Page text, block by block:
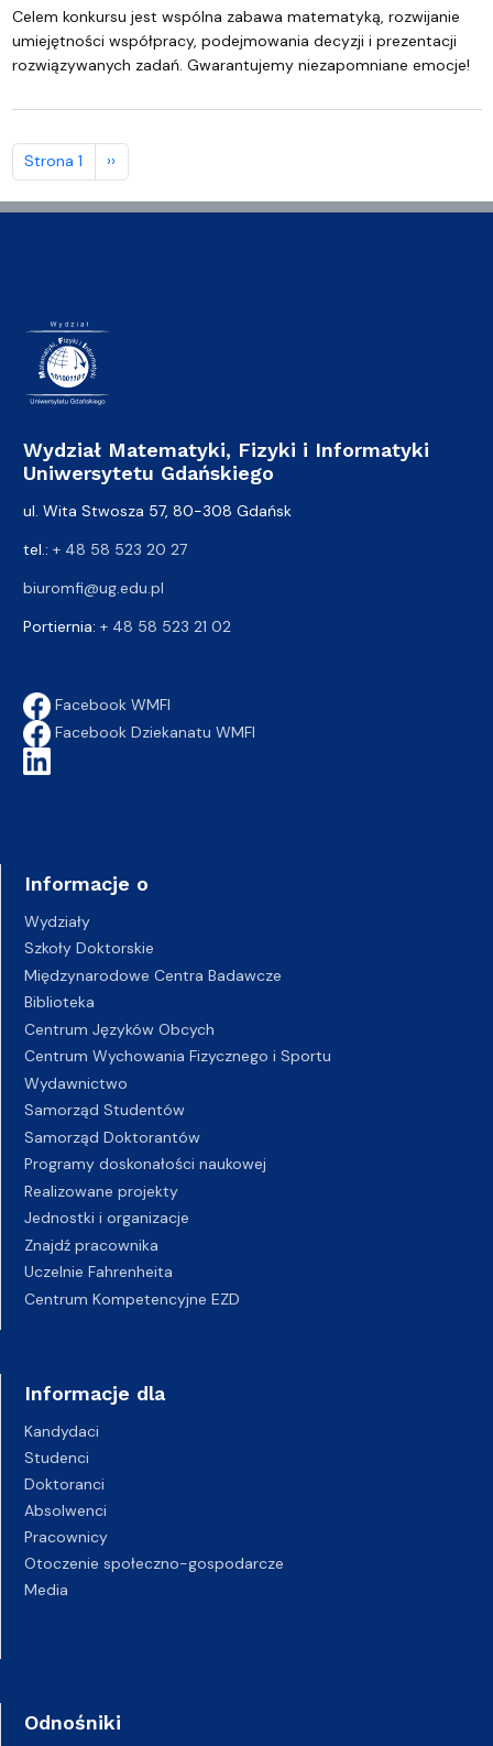
Celem konkursu jest wspólna zabawa matematyką, rozwijanie
umiejętności współpracy, podejmowania decyzji i prezentacji
rozwiązywanych zadań. Gwarantujemy niezapomniane emocje!
Stronicowanie
Strona 1 Następna strona
››
Wydział Matematyki, Fizyki i Informatyki
Uniwersytetu Gdańskiego
ul. Wita Stwosza 57, 80-308 Gdańsk
tel.: + 48 58 523 20 27
biuromfi@ug.edu.pl
Portiernia: + 48 58 523 21 02
Facebook WMFI
Facebook Dziekanatu WMFI
Informacje o
Wydziały
Szkoły Doktorskie
Międzynarodowe Centra Badawcze
Biblioteka
Centrum Języków Obcych
Centrum Wychowania Fizycznego i Sportu
Wydawnictwo
Samorząd Studentów
Samorząd Doktorantów
Programy doskonałości naukowej
Realizowane projekty
Jednostki i organizacje
Znajdź pracownika
Uczelnie Fahrenheita
Centrum Kompetencyjne EZD
Informacje dla
Kandydaci
Studenci
Doktoranci
Absolwenci
Pracownicy
Otoczenie społeczno-gospodarcze
Media
Odnośniki